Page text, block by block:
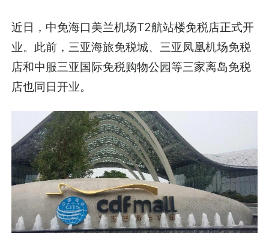
近日，中免海口美兰机场T2航站楼免税店正式开
业。此前，三亚海旅免税城、三亚凤凰机场免税
店和中服三亚国际免税购物公园等三家离岛免税
店也同日开业。